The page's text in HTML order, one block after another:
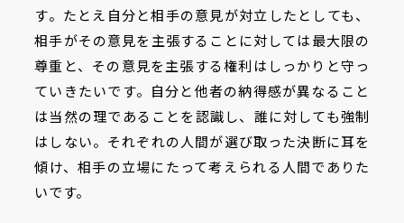
す。たとえ自分と相手の意見が対立したとしても、
相手がその意見を主張することに対しては最大限の
尊重と、その意見を主張する権利はしっかりと守っ
ていきたいです。自分と他者の納得感が異なること
は当然の理であることを認識し、誰に対しても強制
はしない。それぞれの人間が選び取った決断に耳を
傾け、相手の立場にたって考えられる人間でありた
いです。